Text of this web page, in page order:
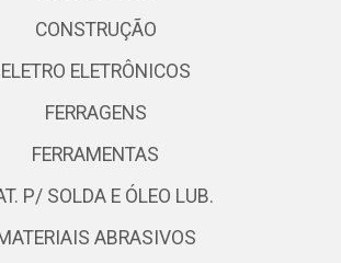
CONSTRUÇÃO
ELETRO ELETRÔNICOS
FERRAGENS
FERRAMENTAS
P/ SOLDA E ÓLEO LUB.
ABRASIVOS